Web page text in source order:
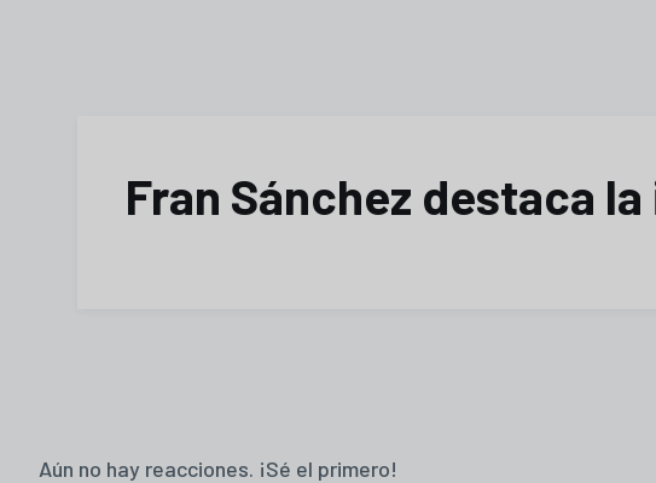
Fran Sánchez destaca
Aún no hay reacciones. ¡Sé el primero!